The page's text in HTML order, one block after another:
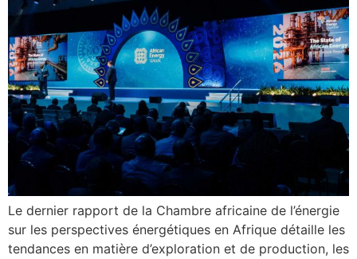
Le dernier rapport de la Chambre africaine de l’énergie
sur les perspectives énergétiques en Afrique détaille les
tendances en matière d’exploration et de production, les